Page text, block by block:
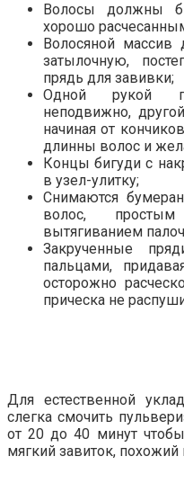
Волосы должны
хорошо
Волосяной
затылочную,
прядь для завивки;
Одной рукой
неподвижно,
начиная от
длинны волос и
Концы бигуди с
в узел-улитку;
Снимаются
волос,
вытягиванием
Закрученные
пальцами,
осторожно
прическа не
Для естественной
слегка смочить
от 20 до 40 минут чтобы
мягкий завиток,